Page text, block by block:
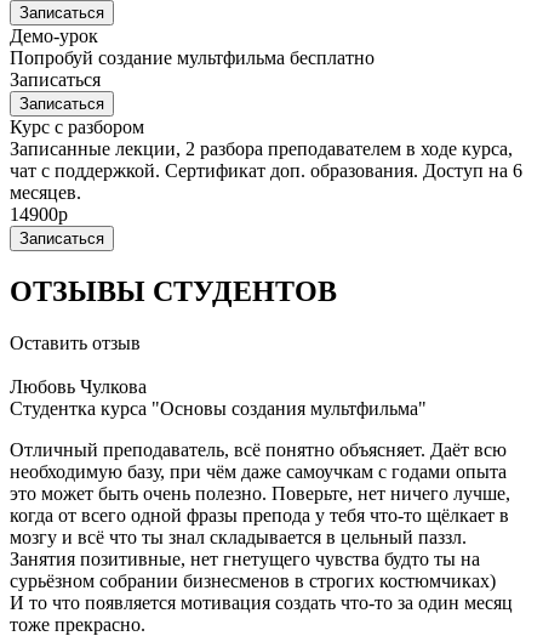
Записаться
Демо-урок
Попробуй создание мультфильма бесплатно
Записаться
Записаться
Курс с разбором
Записанные лекции, 2 разбора преподавателем в ходе курса,
чат с поддержкой. Сертификат доп. образования. Доступ на 6
месяцев.
14900р
Записаться
ОТЗЫВЫ СТУДЕНТОВ
Оставить отзыв
Любовь Чулкова
Студентка курса "Основы создания мультфильма"
Отличный преподаватель, всё понятно объясняет. Даёт всю
необходимую базу, при чём даже самоучкам с годами опыта
это может быть очень полезно. Поверьте, нет ничего лучше,
когда от всего одной фразы препода у тебя что-то щёлкает в
мозгу и всё что ты знал складывается в цельный паззл.
Занятия позитивные, нет гнетущего чувства будто ты на
сурьёзном собрании бизнесменов в строгих костюмчиках)
И то что появляется мотивация создать что-то за один месяц
тоже прекрасно.